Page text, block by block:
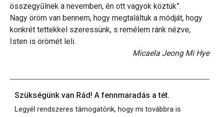
összegyűlnek a nevemben, én ott vagyok köztük”.
Nagy öröm van bennem, hogy megtaláltuk a módját, hogy
konkrét tettekkel szeressünk, s remélem ránk nézve,
Isten is örömét leli.
Micaela Jeong Mi Hye
Szükségünk van Rád! A fennmaradás a tét.
Legyél rendszeres támogatónk, hogy mi továbbra is